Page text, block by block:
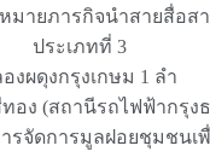
ายภารกิจนำสายสื่อส
ระเภทที่ 3
งกรุงเกษม 1 ลำ
ถานีรถไฟฟ้ากรุงธน
ารมูลฝอยชุมชนเพื่อ